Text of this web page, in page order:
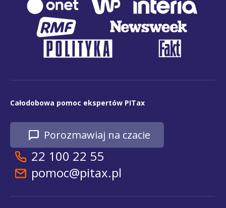
Całodobowa pomoc ekspertów PITax
Porozmawiaj na czacie
22 100 22 55
pomoc@pitax.pl